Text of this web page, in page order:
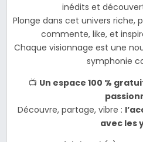
inédits et
Plonge dans cet univers riche,
commente, like, et
Chaque visionnage est une
symphonie
📺 Un espace 100 %
Découvre, partage, vibre :
avec les